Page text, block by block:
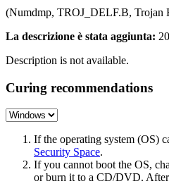
(Numdmp, TROJ_DELF.B, Trojan
La descrizione è stata aggiunta:
Description is not available.
Curing recommendations
If the operating system (OS)
Security Space.
If you cannot boot the OS,
or burn it to a CD/DVD. After